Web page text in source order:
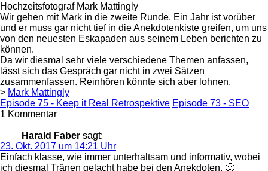
Hochzeitsfotograf Mark Mattingly
Wir gehen mit Mark in die zweite Runde. Ein Jahr ist vorüber
und er muss gar nicht tief in die Anekdotenkiste greifen, um uns
von den neuesten Eskapaden aus seinem Leben berichten zu
können.
Da wir diesmal sehr viele verschiedene Themen anfassen,
lässt sich das Gespräch gar nicht in zwei Sätzen
zusammenfassen. Reinhören könnte sich aber lohnen.
> Mark Mattingly
Episode 75 - Keep it Real Retrospektive Episode 73 - SEO
1 Kommentar
Harald Faber sagt:
23. Okt. 2017 um 14:21 Uhr
Einfach klasse, wie immer unterhaltsam und informativ, wobei
ich diesmal Tränen gelacht habe bei den Anekdoten. 🙂